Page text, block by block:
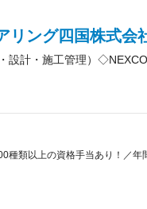
リング四国株式会
設計・施工管理）
種類以上の資格手当あり！／